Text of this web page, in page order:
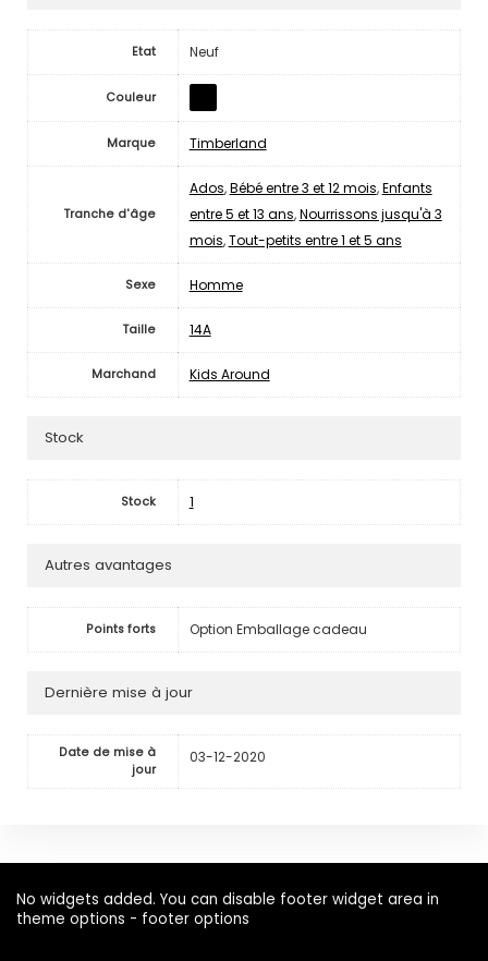
Etat Neuf
Couleur
Marque Timberland
Tranche d'âge
Ados,Bébé entre 3 et 12 mois,Enfants
entre 5 et 13 ans,Nourrissons jusqu'à 3
mois,Tout-petits entre 1 et 5 ans
Sexe Homme
Taille 14A
Marchand Kids Around
Stock
Stock 1
Autres avantages
Points forts Option Emballage cadeau
Dernière mise à jour
Date de mise à
jour
03-12-2020
No widgets added. You can disable footer widget area in
theme options - footer options